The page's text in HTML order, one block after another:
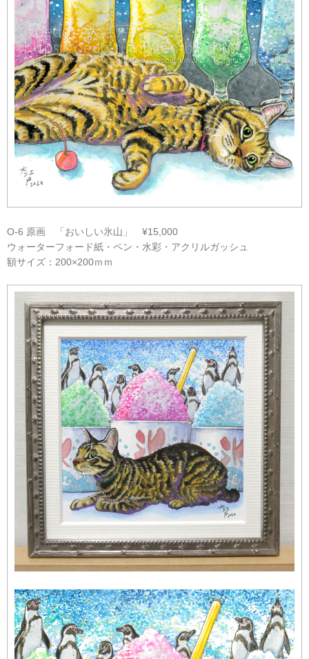
O-6 原画 「おいしい氷山」 ¥15,000
ウォーターフォード紙・ペン・水彩・アクリルガッシュ
額サイズ：200×200ｍｍ